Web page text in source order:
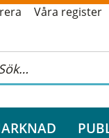
Våra register